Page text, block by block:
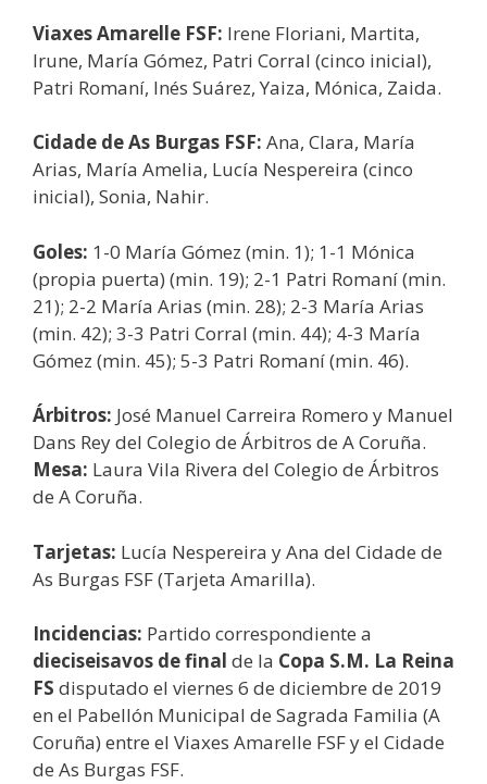
Viaxes Amarelle FSF: Irene Floriani, Martita,
Irune, María Gómez, Patri Corral (cinco inicial),
Patri Romaní, Inés Suárez, Yaiza, Mónica, Zaida.
Cidade de As Burgas FSF: Ana, Clara, María
Arias, María Amelia, Lucía Nespereira (cinco
inicial), Sonia, Nahir.
Goles: 1-0 María Gómez (min. 1); 1-1 Mónica
(propia puerta) (min. 19); 2-1 Patri Romaní (min.
21); 2-2 María Arias (min. 28); 2-3 María Arias
(min. 42); 3-3 Patri Corral (min. 44); 4-3 María
Gómez (min. 45); 5-3 Patri Romaní (min. 46).
Árbitros: José Manuel Carreira Romero y Manuel
Dans Rey del Colegio de Árbitros de A Coruña.
Mesa: Laura Vila Rivera del Colegio de Árbitros
de A Coruña.
Tarjetas: Lucía Nespereira y Ana del Cidade de
As Burgas FSF (Tarjeta Amarilla).
Incidencias: Partido correspondiente a
dieciseisavos de final de la Copa S.M. La Reina
FS disputado el viernes 6 de diciembre de 2019
en el Pabellón Municipal de Sagrada Familia (A
Coruña) entre el Viaxes Amarelle FSF y el Cidade
de As Burgas FSF.